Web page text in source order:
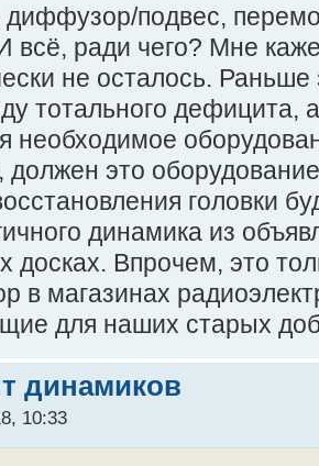
подвес,
всё, ради чего? Мне
не осталось.
тотального дефицита,
необходимое
это
головки
динамика из
досках. Впрочем, это
в магазинах
для наших старых
динамиков
10:33